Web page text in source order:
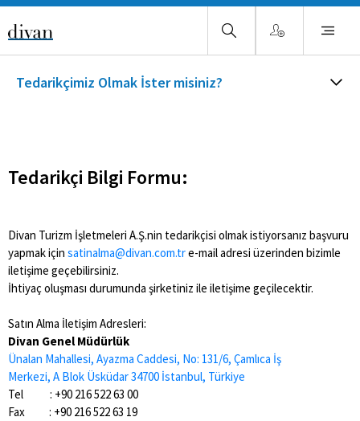
Tedarikçimiz Olmak İster misiniz?
Tedarikçi Bilgi Formu:
Divan Turizm İşletmeleri A.Ş.nin tedarikçisi olmak istiyorsanız başvuru
yapmak için satinalma@divan.com.tre-mail adresi üzerinden bizimle
iletişime geçebilirsiniz.
İhtiyaç oluşması durumunda şirketiniz ile iletişime geçilecektir.
Satın Alma İletişim Adresleri:
Divan Genel Müdürlük
Ünalan Mahallesi, Ayazma Caddesi, No: 131/6, Çamlıca İş
Merkezi, A Blok Üsküdar 34700 İstanbul, Türkiye
Tel : +90 216 522 63 00
Fax : +90 216 522 63 19